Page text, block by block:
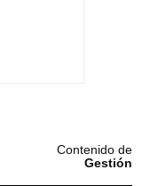
Contenido de
Gestión